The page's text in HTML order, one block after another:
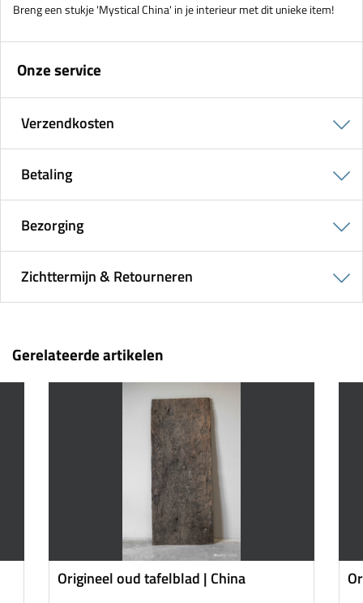
Breng een stukje 'Mystical China' in je interieur met dit unieke item!
Onze service
Verzendkosten
Betaling
Bezorging
Zichttermijn & Retourneren
Gerelateerde artikelen
Origineel oud tafelblad | China